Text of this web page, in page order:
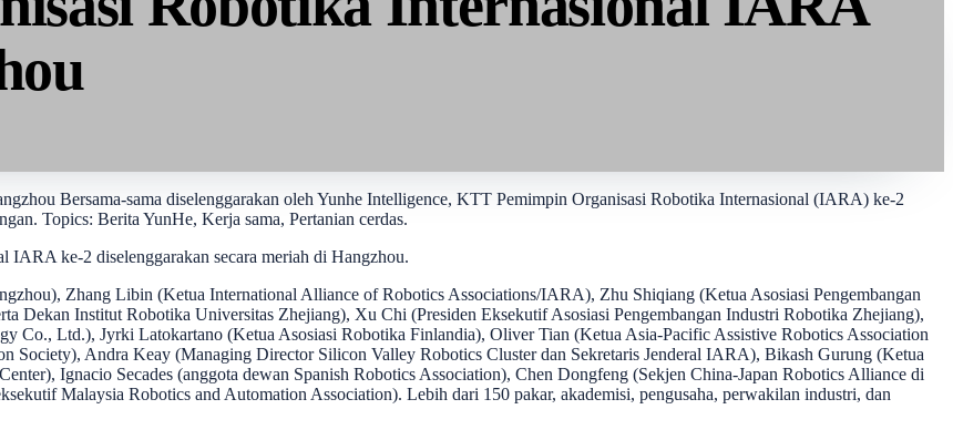
Bersama-sama diselenggarakan oleh Yunhe Intelligence, KTT Pemimpin Organisasi Robotika Internasional (IARA) ke-2
Topics: Berita YunHe, Kerja sama, Pertanian cerdas.
ke-2 diselenggarakan secara meriah di Hangzhou.
Zhang Libin (Ketua International Alliance of Robotics Associations/IARA), Zhu Shiqiang (Ketua Asosiasi Pengembangan
Dekan Institut Robotika Universitas Zhejiang), Xu Chi (Presiden Eksekutif Asosiasi Pengembangan Industri Robotika Zhejiang),
Co., Ltd.), Jyrki Latokartano (Ketua Asosiasi Robotika Finlandia), Oliver Tian (Ketua Asia-Pacific Assistive Robotics Association
Society), Andra Keay (Managing Director Silicon Valley Robotics Cluster dan Sekretaris Jenderal IARA), Bikash Gurung (Ketua
Ignacio Secades (anggota dewan Spanish Robotics Association), Chen Dongfeng (Sekjen China-Japan Robotics Alliance di
Malaysia Robotics and Automation Association). Lebih dari 150 pakar, akademisi, pengusaha, perwakilan industri, dan